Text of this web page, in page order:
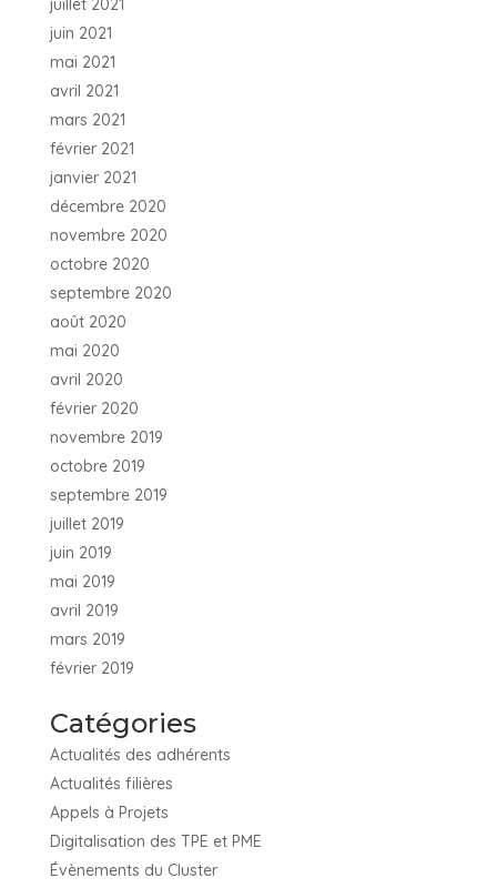
juillet 2021
juin 2021
mai 2021
avril 2021
mars 2021
février 2021
janvier 2021
décembre 2020
novembre 2020
octobre 2020
septembre 2020
août 2020
mai 2020
avril 2020
février 2020
novembre 2019
octobre 2019
septembre 2019
juillet 2019
juin 2019
mai 2019
avril 2019
mars 2019
février 2019
Catégories
Actualités des adhérents
Actualités filières
Appels à Projets
Digitalisation des TPE et PME
Évènements du Cluster